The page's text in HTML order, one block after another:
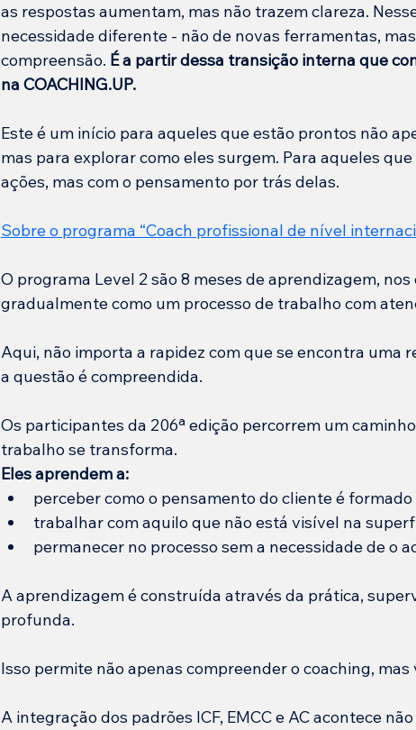
as respostas aumentam, mas não trazem clareza.
necessidade diferente - não de novas ferramentas,
compreensão. É a partir dessa transição interna que
na COACHING.UP.
Este é um início para aqueles que estão prontos não
mas para explorar como eles surgem. Para aqueles
ações, mas com o pensamento por trás delas.
Sobre o programa “Coach profissional de nível
O programa Level 2 são 8 meses de aprendizagem,
gradualmente como um processo de trabalho com
Aqui, não importa a rapidez com que se encontra uma
a questão é compreendida.
Os participantes da 206ª edição percorrem um
trabalho se transforma.
Eles aprendem a:
perceber como o pensamento do cliente é formado
trabalhar com aquilo que não está visível na
permanecer no processo sem a necessidade de o
A aprendizagem é construída através da prática,
profunda.
Isso permite não apenas compreender o coaching,
A integração dos padrões ICF, EMCC e AC acontece